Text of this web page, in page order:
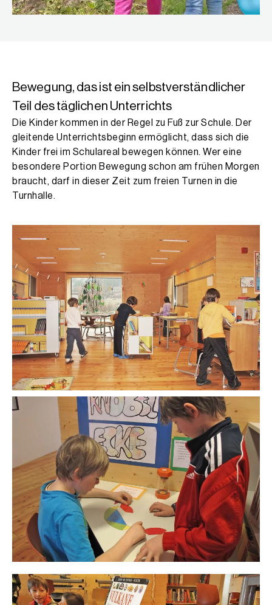
Bewegung, das ist ein selbstverständlicher
Teil des täglichen Unterrichts
Die Kinder kommen in der Regel zu Fuß zur Schule. Der
gleitende Unterrichtsbeginn ermöglicht, dass sich die
Kinder frei im Schulareal bewegen können. Wer eine
besondere Portion Bewegung schon am frühen Morgen
braucht, darf in dieser Zeit zum freien Turnen in die
Turnhalle.